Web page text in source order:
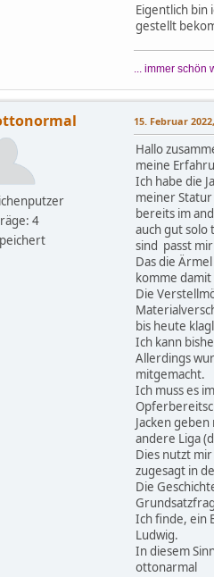
Eigentlich bin
gestellt
... immer schön
4
15. Februar
Hallo
meine
Ich habe die
meiner
bereits im
auch gut solo
sind passt
Das die
komme damit
Die
bis heute
Ich kann
Allerdings
mitgemacht.
Ich muss es
Jacken
andere Liga
Dies nutzt
zugesagt in
Die
Ich finde, ein
Ludwig.
In diesem
ottonarmal